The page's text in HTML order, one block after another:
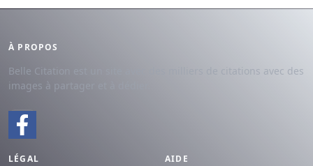
À PROPOS
Belle Citation est un site avec des milliers de citations avec des
images à partager et à dédier.
LÉGAL AIDE